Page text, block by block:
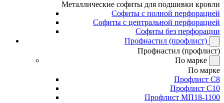
Металлические софиты для подшивки кровли
Софиты с полной перфорацией
Софиты с центральной перфорацией
Софиты без перфорации
Профнастил (профлист)
Профнастил (профлист)
По марке
По марке
Профлист С8
Профлист С10
Профлист МП18-1100